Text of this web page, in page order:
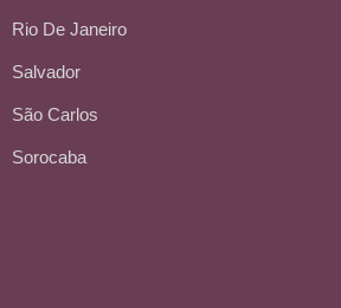
Rio De Janeiro
Salvador
São Carlos
Sorocaba